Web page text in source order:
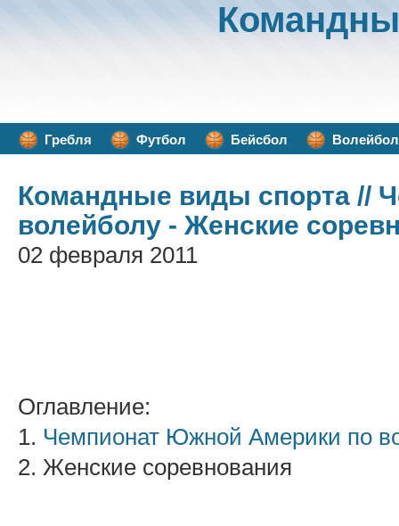
Гребля Футбол Бейсбол Волейбол
Командные виды спорта //
волейболу - Женские
02 февраля 2011
Оглавление:
1. Чемпионат Южной Америки по
2. Женские соревнования